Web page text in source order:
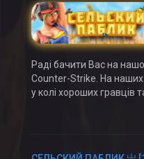
Раді бачити Вас на
Counter-Strike. На
у колі хороших гравців